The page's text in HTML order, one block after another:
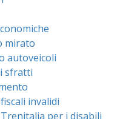
mirato
autoveicoli
sfratti
invalidi
per i disabili